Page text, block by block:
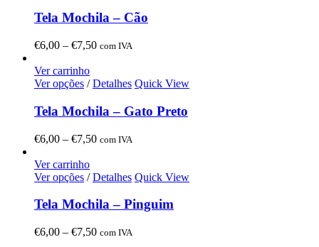
Tela Mochila – Cão
€6,00 – €7,50Price
through
com IVA
Ver carrinho
Ver opções / Detalhes Quick View
Tela Mochila – Gato Preto
€6,00 – €7,50Price
through
com IVA
Ver carrinho
Ver opções / Detalhes Quick View
Tela Mochila – Pinguim
€6,00 – €7,50Price
com IVA